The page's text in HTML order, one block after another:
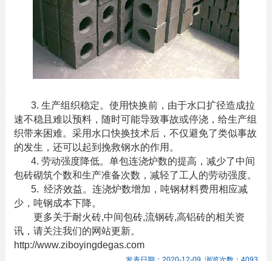
3. 生产组织稳定。使用快换前，由于水口扩径造成拉
速不稳且难以预料，随时可能导致事故或停浇，给生产组
织带来困难。采用水口快换技术后，不仅避免了类似事故
的发生，还可以起到挽救钢水的作用。
4. 劳动强度降低。单包连浇炉数的提高，减少了中间
包砖砌筑个数和生产准备次数，减轻了工人的劳动强度。
5. 经济效益。连浇炉数增加，吨钢材料费用相应减
少，吨钢成本下降。
更多关于耐火砖,中间包砖,流钢砖,高铝砖的相关资
讯，请关注我们的网站更新。
http://www.ziboyingdegas.com